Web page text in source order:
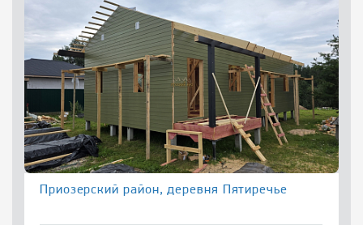
Приозерский район, деревня Пятиречье